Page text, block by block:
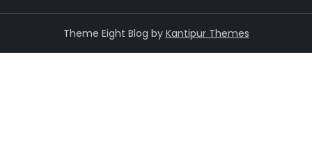
Theme Eight Blog by Kantipur Themes